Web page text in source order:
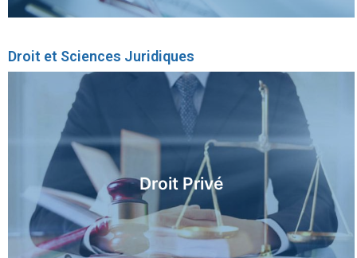
En savoir plus
Droit et Sciences Juridiques
Droit Privé